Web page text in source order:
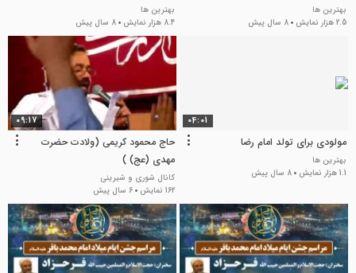
بهترین ها
2.5 هزار نمایش
8 سال پیش
بهترین ها
8.4 هزار نمایش
8 سال پیش
04:01
مولودی برای تولد امام رضا
بهترین ها
1.1 هزار نمایش
8 سال پیش
09:17
حاج محمود کریمی (ولادت حضرت
مهدی (عج) )
کانال شوری و شیرینی
162 نمایش
6 سال پیش